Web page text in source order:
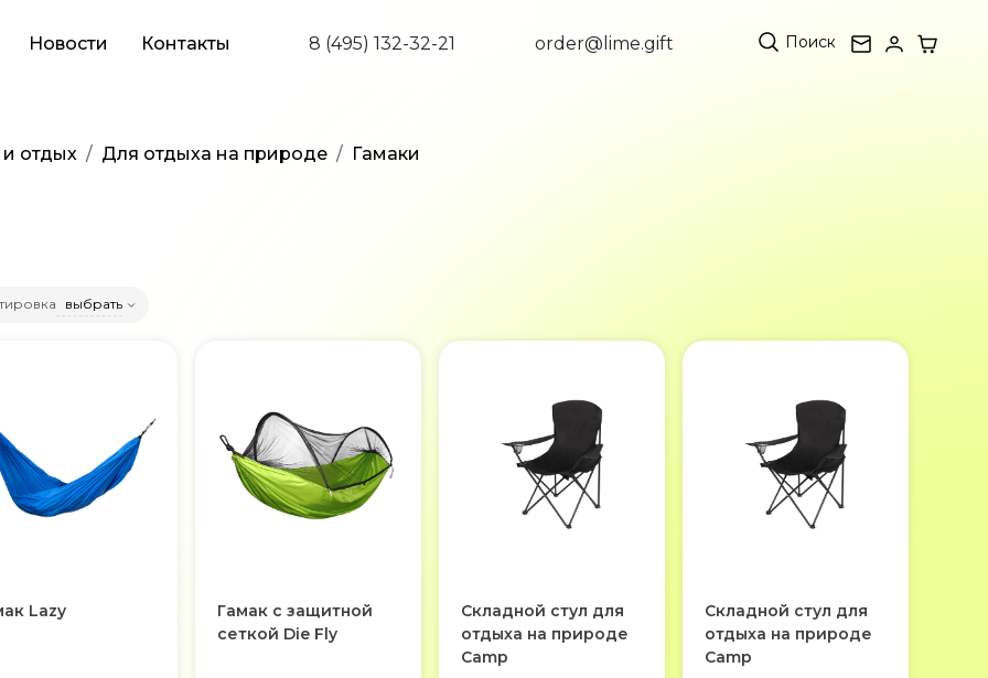
Новости Контакты 8 (495) 132-32-21 order@lime.gift Поиск
отдых Для отдыха на природе Гамаки
выбрать
Lazy
Гамак с защитной
сеткой Die Fly
Складной стул для
отдыха на природе
Camp
Складной стул для
отдыха на природе
Camp